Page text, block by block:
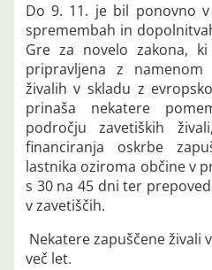
Do 9. 11. je bil ponovno
spremembah in
Gre za novelo zakona,
pripravljena z
živalih v skladu z
prinaša nekatere
področju zavetiških
financiranja oskrbe
lastnika oziroma občine v
s 30 na 45 dni ter
v zavetiščih.
Nekatere zapuščene živali
več let.